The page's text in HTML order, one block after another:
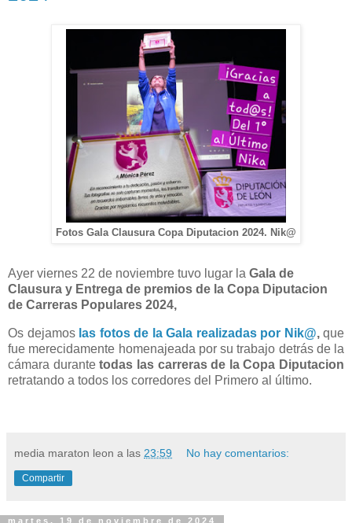
Fotos Gala Clausura Copa Diputacion 2024. Nik@
Ayer viernes 22 de noviembre tuvo lugar la Gala de
Clausura y Entrega de premios de la Copa Diputacion
de Carreras Populares 2024,
Os dejamos las fotos de la Gala realizadas por Nik@, que
fue merecidamente homenajeada por su trabajo detrás de la
cámara durantetodas las carreras de la Copa Diputacion
retratando a todos los corredores del Primero al último.
media maraton leon a las 23:59 No hay comentarios:
Compartir
martes, 19 de noviembre de 2024